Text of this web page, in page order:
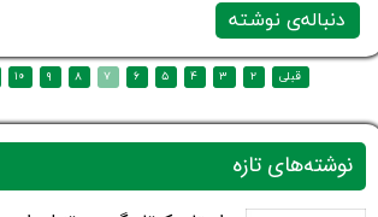
دنباله‌ی نوشته
نوشته‌های تازه